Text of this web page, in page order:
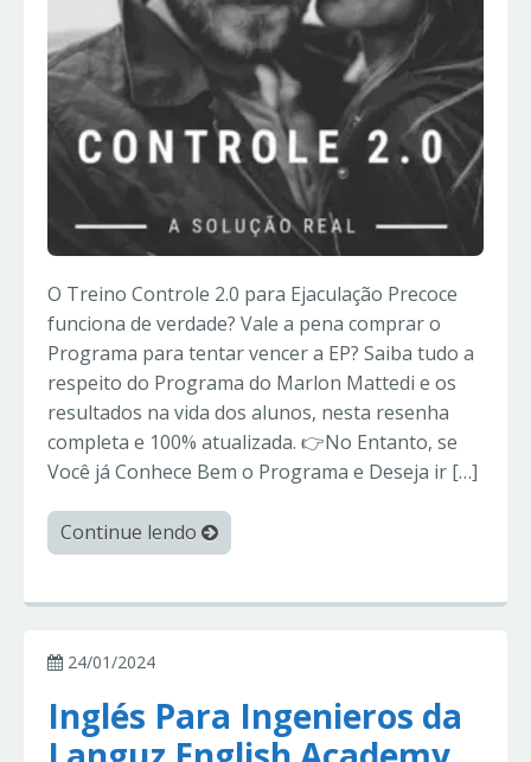
O Treino Controle 2.0 para Ejaculação Precoce
funciona de verdade? Vale a pena comprar o
Programa para tentar vencer a EP? Saiba tudo a
respeito do Programa do Marlon Mattedi e os
resultados na vida dos alunos, nesta resenha
completa e 100% atualizada. 👉No Entanto, se
Você já Conhece Bem o Programa e Deseja ir […]
Continue lendo
24/01/2024
Inglés Para Ingenieros da